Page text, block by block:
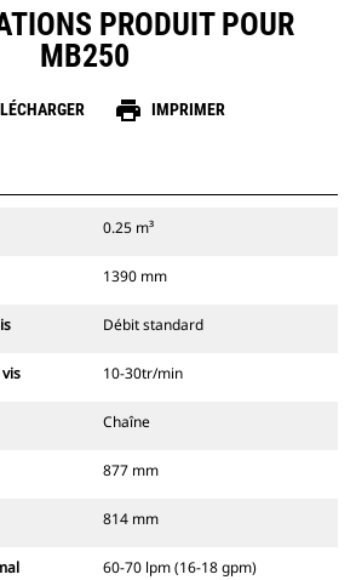
PRODUIT POUR
MB250
print IMPRIMER
0.25 m³
1390 mm
Débit standard
10-30tr/min
Chaîne
877 mm
814 mm
60-70 lpm (16-18 gpm)